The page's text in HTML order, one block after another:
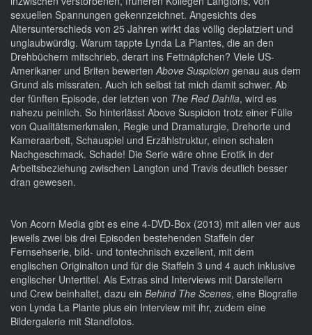
sexuellen Spannungen gekennzeichnet. Angesichts des
Altersunterschieds von 25 Jahren wirkt das völlig deplatziert und
unglaubwürdig. Warum tappte Lynda La Plantes, die an den
Drehbüchern mitschrieb, derart ins Fettnäpfchen? Viele US-
Amerikaner und Briten bewertenAbove Suspicion genau aus dem
Grund als missraten. Auch ich selbst tat mich damit schwer. Ab
der fünften Episode, der letzten von The Red Dahlia, wird es
nahezu peinlich. So hinterlässt Above Suspicion trotz einer Fülle
von Qualitätsmerkmalen, Regie und Dramaturgie, Drehorte und
Kameraarbeit, Schauspiel und Erzählstruktur, einen schalen
Nachgeschmack. Schade! Die Serie wäre ohne Erotik in der
Arbeitsbeziehung zwischen Langton und Travis deutlich besser
dran gewesen.
Von Acorn Media gibt es eine 4-DVD-Box (2013) mit allen vier aus
jeweils zwei bis drei Episoden bestehenden Staffeln der
Fernsehserie, bild- und tontechnisch exzellent, mit dem
englischen Originalton und für die Staffeln 3 und 4 auch inklusive
englischer Untertitel. Als Extras sind Interviews mit Darstellern
und Crew beinhaltet, dazu ein Behind The Scenes, eine Biografie
von Lynda La Plante plus ein Interview mit ihr, zudem eine
Bildergalerie mit Standfotos.